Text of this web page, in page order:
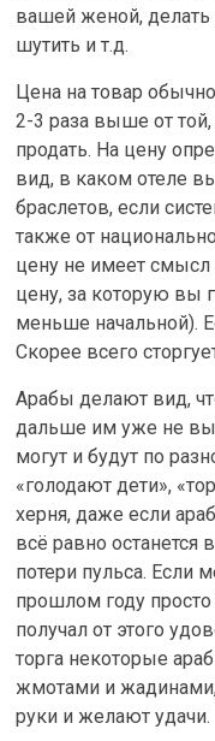
вашей женой,
шутить и т.д.
Цена на товар
2-3 раза выше от
продать. На цену
вид, в каком отеле
браслетов, если
также от
цену не имеет смысл
цену, за которую вы
меньше начальной).
Скорее всего
Арабы делают вид,
дальше им уже не
могут и будут по
«голодают дети»,
херня, даже если
всё равно останется
потери пульса. Если
прошлом году просто
получал от этого
торга некоторые
жмотами и
руки и желают удачи.